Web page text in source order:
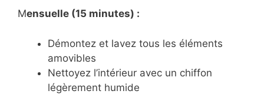
Mensuelle (15 minutes) :
Démontez et lavez tous les éléments
amovibles
Nettoyez l’intérieur avec un chiffon
légèrement humide